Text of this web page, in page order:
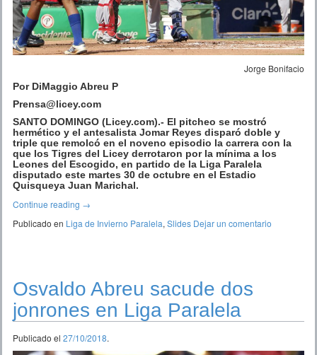
Jorge Bonifacio
Por DiMaggio Abreu P
Prensa@licey.com
SANTO DOMINGO (Licey.com).- El pitcheo se mostró
hermético y el antesalista Jomar Reyes disparó doble y
triple que remolcó en el noveno episodio la carrera con la
que los Tigres del Licey derrotaron por la mínima a los
Leones del Escogido, en partido de la Liga Paralela
disputado este martes 30 de octubre en el Estadio
Quisqueya Juan Marichal.
Continue reading →
Publicado en Liga de Invierno Paralela, Slides Dejar un comentario
Osvaldo Abreu sacude dos
jonrones en Liga Paralela
Publicado el 27/10/2018.